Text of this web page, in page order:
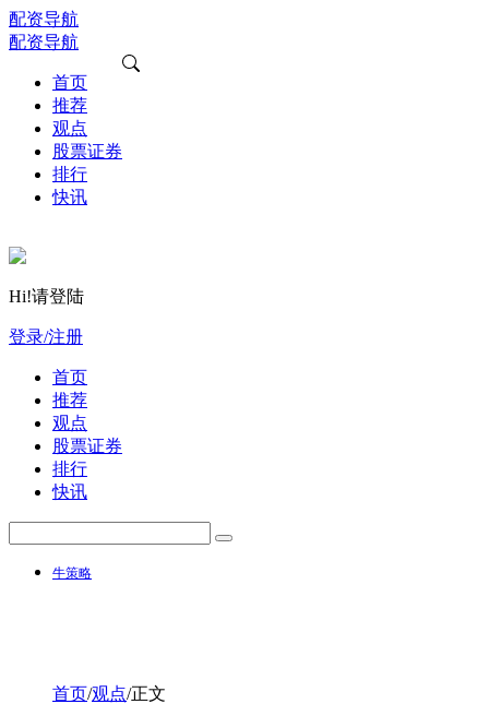
配资导航
配资导航
首页
推荐
观点
股票证券
排行
快讯
Hi!请登陆
登录/注册
首页
推荐
观点
股票证券
排行
快讯
牛策略
首页/观点/正文